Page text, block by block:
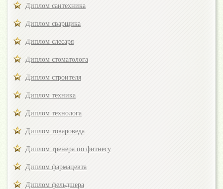
Диплом сантехника
Диплом сварщика
Диплом слесаря
Диплом стоматолога
Диплом строителя
Диплом техника
Диплом технолога
Диплом товароведа
Диплом тренера по фитнесу
Диплом фармацевта
Диплом фельдшера